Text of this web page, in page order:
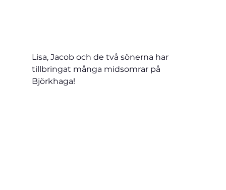
Lisa, Jacob och de två sönerna har
tillbringat många midsomrar på
Björkhaga!